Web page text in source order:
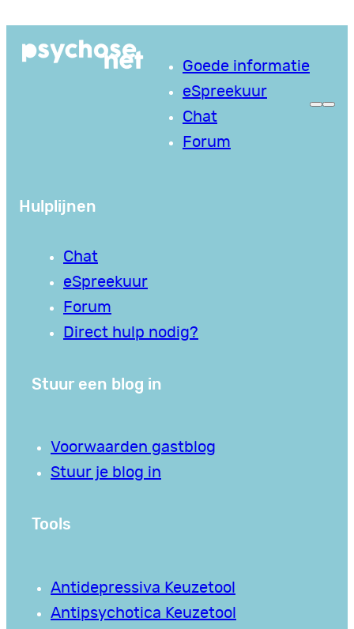
naar
Goede informatie
eSpreekuur
Chat
Forum
Hulplijnen
Chat
eSpreekuur
Forum
Direct hulp nodig?
Stuur een blog in
Voorwaarden gastblog
Stuur je blog in
Tools
Antidepressiva Keuzetool
Antipsychotica Keuzetool